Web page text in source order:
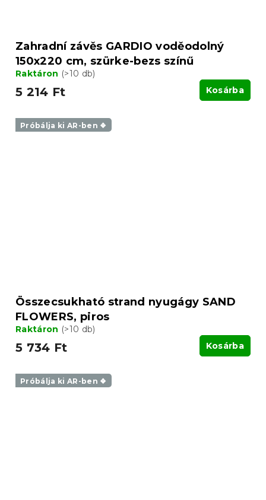
Zahradní závěs GARDIO voděodolný
150x220 cm, szürke-bezs színű
Raktáron (>10 db)
5 214 Ft Kosárba
Próbálja ki AR-ben ❖
Összecsukható strand nyugágy SAND
FLOWERS, piros
Raktáron (>10 db)
5 734 Ft Kosárba
Próbálja ki AR-ben ❖